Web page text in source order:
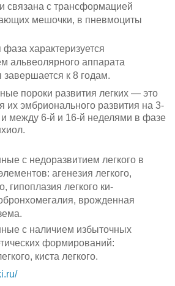
связана с трансформацией
мешочки, в пневмоциты
характеризуется
альвео­лярного аппарата
завершается к 8 годам.
пороки развития легких — это
их эмбрионального развития на 3-
и между 6-й и 16-й неделями в фазе
с недоразвитием легкого в
агенезия легкого,
гипоплазия легкого ки­
врожденная
с наличием избыточных
формирований:
киста легкого.